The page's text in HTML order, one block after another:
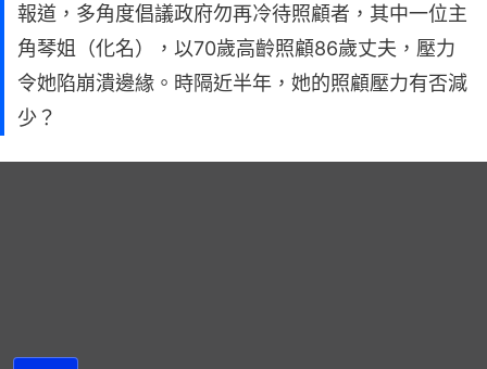
報道，多角度倡議政府勿再冷待照顧者，其中一位主
角琴姐（化名），以70歲高齡照顧86歲丈夫，壓力
令她陷崩潰邊緣。時隔近半年，她的照顧壓力有否減
少？